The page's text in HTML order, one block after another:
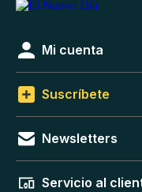
Mi cuenta
Suscríbete
Newsletters
Servicio al